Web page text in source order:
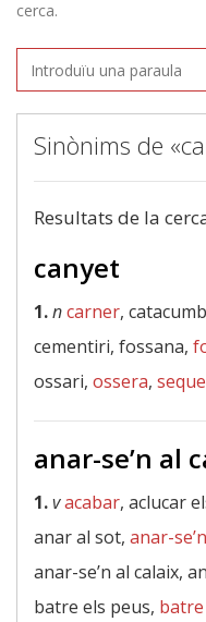
cerca.
Sinònims de
Resultats de la
canyet
1.ncarner,
cementiri, fossana,
ossari, ossera,
anar-se’n al
1.vacabar, aclucar
anar al sot, anar-se’n
anar-se’n al calaix,
batre els peus, batre